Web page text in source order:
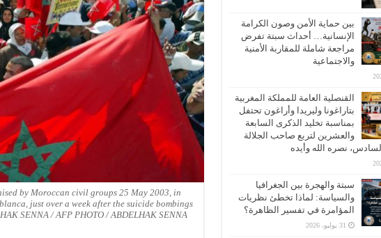
by Moroccan civil groups 25 May 2003, in
just over a week after the suicide bombings
SENNA / AFP PHOTO / ABDELHAK SENNA
بين حماية الأمن وصون الكرامة
الإنسانية… أحداث سبتة تفرض
مراجعة شاملة للمقاربة الأمنية
والاجتماعية
القنصلية العامة للمملكة المغربية
بتاراغونا وليريدا وأراغون تحتفل
بمناسبة تخليد الذكرى السابعة
والعشرين لتربع صاحب الجلالة
نصره الله وأيده
سبتة والهجرة بين الجغرافيا
والسياسة: لماذا تخطئ نظريات
المؤامرة في تفسير الظاهرة؟
31 يوليو، 2026